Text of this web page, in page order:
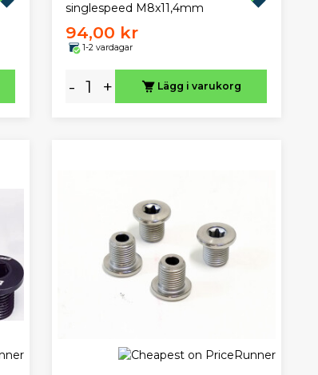
singlespeed M8x11,4mm
94,00 kr
1-2 vardagar
- + Lägg i varukorg